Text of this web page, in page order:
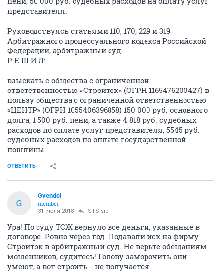
представителя.
Руководствуясь статьями 110, 170, 229 и 319
Арбитражного процессуального кодекса Российской
Федерации, арбитражный суд
Р Е Ш И Л:
взыскать с общества с ограниченной
ответственностью «Стройтек» (ОГРН 1165476200427) в
пользу общества с ограниченной ответственностью
«ЦЕНТР» (ОГРН 1055406396858) 150 000 руб. основного
долга, 1 500 руб. пени, а также 4 818 руб. судебных
расходов по оплате услуг представителя, 5545 руб.
судебных расходов по оплате государственной
пошлины.
ОТВЕТИТЬ
G
Gvendel
member
31 июля 2018 STS sib
Ура! По суду ТСЖ вернуло все деньги, указанные в
договоре. Ровно через год. Подавали иск на фирму
Стройтэк в арбитражный суд. Не верьте обещаниям
мошенников, судитесь! Голову заморочить они
умеют, а вот строить - не получается.